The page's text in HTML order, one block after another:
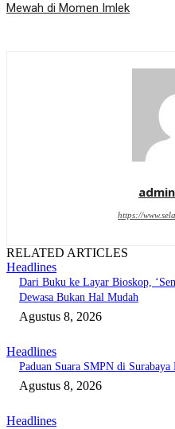
Mewah di Momen Imlek
https://
RELATED ARTICLES
Headlines
Dari Buku ke Layar Bioskop,
Dewasa Bukan Hal Mudah
Agustus 8, 2026
Headlines
Paduan Suara SMPN di
Agustus 8, 2026
Headlines